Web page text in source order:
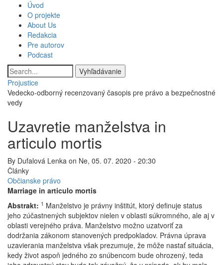
hlavný
obsah
Main
navigation
Úvod
O projekte
About Us
Redakcia
Pre autorov
Podcast
Vyhľadávanie
Projustice
Vedecko-odborný recenzovaný časopis pre právo a bezpečnostné
vedy
Uzavretie manželstva in
articulo mortis
By Dufalová Lenka on Ne, 05. 07. 2020 - 20:30
Články
Občianske právo
Marriage in articulo mortis
Abstrakt: 1 Manželstvo je právny inštitút, ktorý definuje status
jeho zúčastnených subjektov nielen v oblasti súkromného, ale aj v
oblasti verejného práva. Manželstvo možno uzatvoriť za
dodržania zákonom stanovených predpokladov. Právna úprava
uzavierania manželstva však prezumuje, že môže nastať situácia,
kedy život aspoň jedného zo snúbencom bude ohrozený, teda